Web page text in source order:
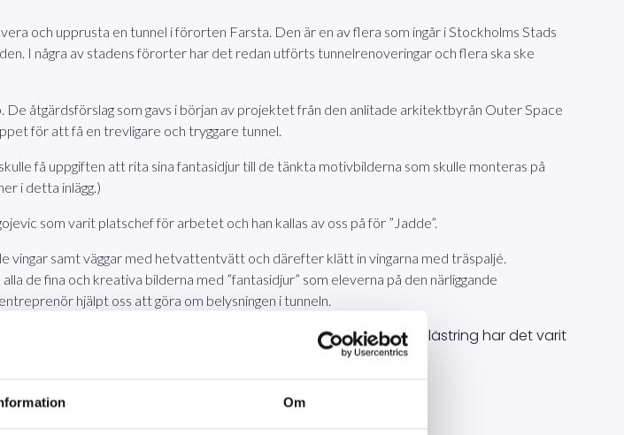
Om
och upprusta en tunnel i förorten Farsta. Den är en av flera som ingår i Stockholms Stads
I några av stadens förorter har det redan utförts tunnelrenoveringar och flera ska ske
De åtgärdsförslag som gavs i början av projektet från den anlitade arkitektbyrån Outer Space
för att få en trevligare och tryggare tunnel.
få uppgiften att rita sina fantasidjur till de tänkta motivbilderna som skulle monteras på
i detta inlägg.)
som varit platschef för arbetet och han kallas av oss på för ”Jadde”.
samt väggar med hetvattentvätt och därefter klätt in vingarna med träspaljé.
de fina och kreativa bilderna med ”fantasidjur” som eleverna på den närliggande
hjälpt oss att göra om belysningen i tunneln.
när de går eller cyklar i tunneln i Farsta och för oss på Allblästring har det varit